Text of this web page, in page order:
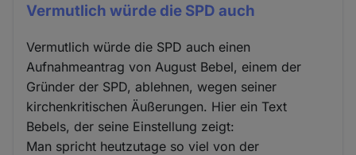
Vermutlich würde die SPD auch
Vermutlich würde die SPD auch einen
Aufnahmeantrag von August Bebel, einem der
Gründer der SPD, ablehnen, wegen seiner
kirchenkritischen Äußerungen. Hier ein Text
Bebels, der seine Einstellung zeigt:
Man spricht heutzutage so viel von der